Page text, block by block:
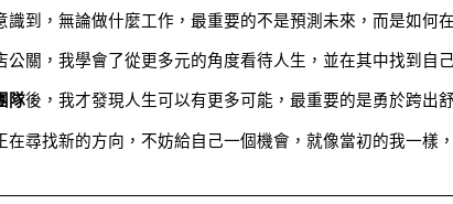
識到，無論做什麼工作，最重要的不是預測未來，而是如何
公關，我學會了從更多元的角度看待人生，並在其中找到自
隊後，我才發現人生可以有更多可能，最重要的是勇於跨出
在尋找新的方向，不妨給自己一個機會，就像當初的我一樣